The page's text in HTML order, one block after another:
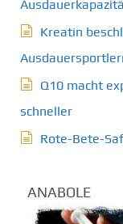
Kreatin
Q10 macht
schneller
Rote-Bete-
ANABOLE